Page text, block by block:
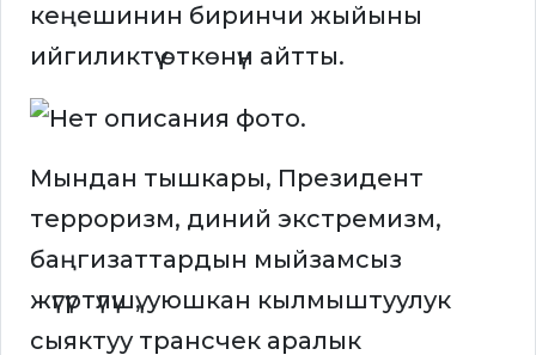
кеңешинин биринчи жыйыны
ийгиликтүү өткөнүн айтты.
Мындан тышкары, Президент
терроризм, диний экстремизм,
баңгизаттардын мыйзамсыз
жүгүртүлүшү, уюшкан кылмыштуулук
сыяктуу трансчек аралык